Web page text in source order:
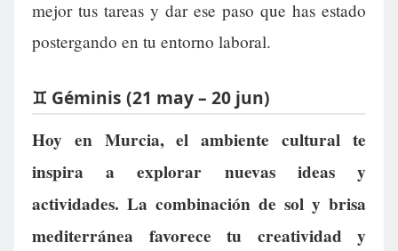
mejor tus tareas y dar ese paso que has estado
postergando en tu entorno laboral.
♊ Géminis (21 may – 20 jun)
Hoy en Murcia, el ambiente cultural te
inspira a explorar nuevas ideas y
actividades. La combinación de sol y brisa
mediterránea favorece tu creatividad y